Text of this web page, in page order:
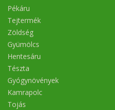
Pékáru
Tejtermék
Zöldség
Gyümölcs
Hentesáru
Tészta
Gyógynövények
Kamrapolc
Tojás